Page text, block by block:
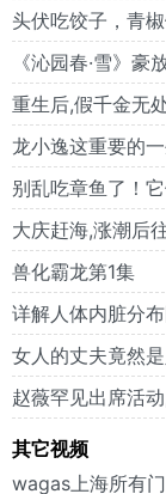
头伏吃饺子，青
《沁园春·雪》
重生后,假千金无
龙小逸这重要的
大庆赶海,涨潮后
兽化霸龙第1集
详解人体内脏分
女人的丈夫竟然
赵薇罕见出席活
其它视频
wagas上海所有